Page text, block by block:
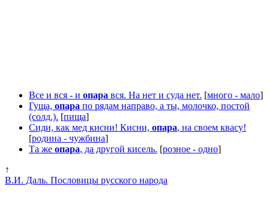
Все и вся - и опара вся. На нет и суда нет. [много - мало]
Гуща, опара по рядам направо, а ты, молочко, постой
(солд.). [пища]
Сиди, как мед кисни! Кисни, опара, на своем квасу!
[родина - чужбина]
Та же опара, да другой кисель. [розное - одно]
↑
В.И. Даль. Пословицы русского народа